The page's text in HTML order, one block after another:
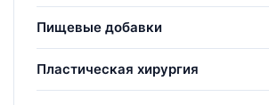
Пищевые добавки
Пластическая хирургия